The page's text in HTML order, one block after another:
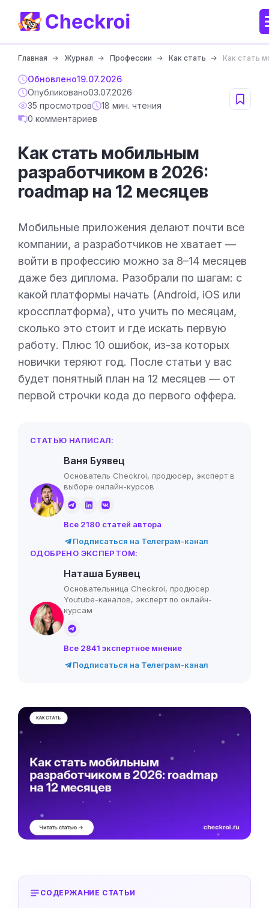
Главная Журнал Профессии Как стать Как стать
Обновлено19.07.2026
Опубликовано03.07.2026
35 просмотров
18 мин. чтения
0 комментариев
Как стать мобильным
разработчиком в 2026:
roadmap на 12 месяцев
Мобильные приложения делают почти все
компании, а разработчиков не хватает —
войти в профессию можно за 8–14 месяцев
даже без диплома. Разобрали по шагам: с
какой платформы начать (Android, iOS или
кроссплатформа), что учить по месяцам,
сколько это стоит и где искать первую
работу. Плюс 10 ошибок, из-за которых
новички теряют год. После статьи у вас
будет понятный план на 12 месяцев — от
первой строчки кода до первого оффера.
СТАТЬЮ НАПИСАЛ:
Ваня Буявец
Основатель Checkroi, продюсер, эксперт в
выборе онлайн-курсов
Все 2180 статей автора
Подписаться на Телеграм-канал
ОДОБРЕНО ЭКСПЕРТОМ:
Наташа Буявец
Основательница Checkroi, продюсер
Youtube-каналов, эксперт по онлайн-
курсам
Все 2841 экспертное мнение
Подписаться на Телеграм-канал
СОДЕРЖАНИЕ СТАТЬИ